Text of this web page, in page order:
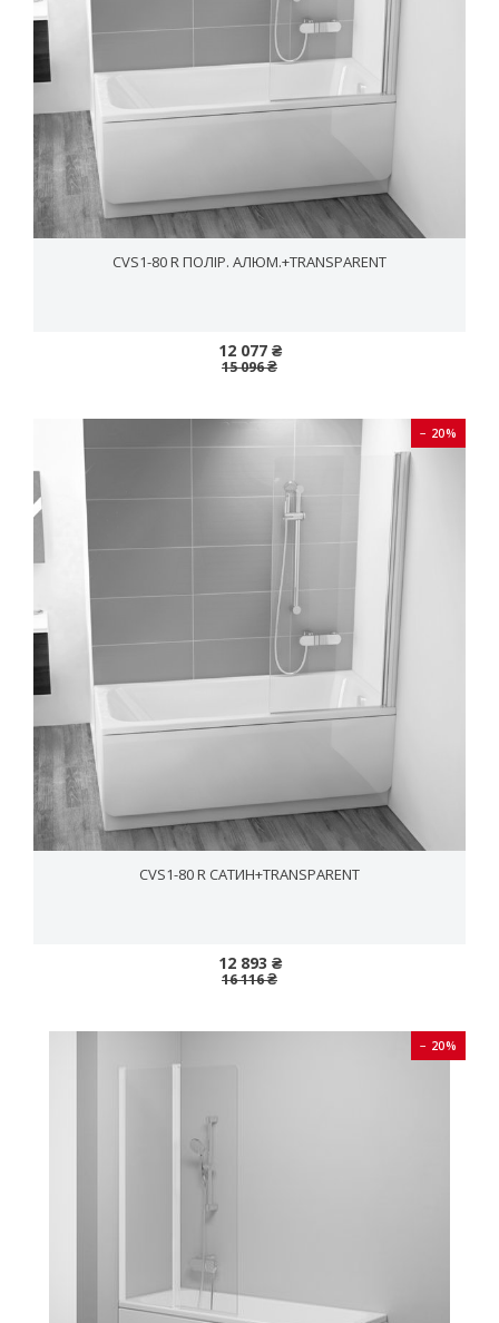
CVS1-80 R ПОЛІР. АЛЮМ.+TRANSPARENT
12 077 ₴
15 096 ₴
− 20%
CVS1-80 R САТИН+TRANSPARENT
12 893 ₴
16 116 ₴
− 20%